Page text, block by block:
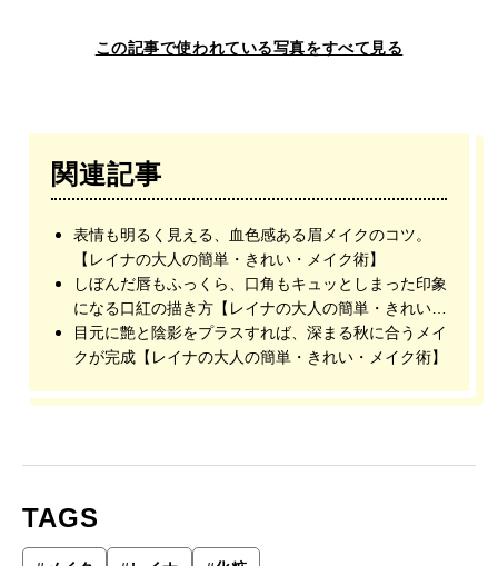
この記事で使われている写真をすべて見る
関連記事
表情も明るく見える、血色感ある眉メイクのコツ。
【レイナの大人の簡単・きれい・メイク術】
しぼんだ唇もふっくら、口角もキュッとしまった印象
になる口紅の描き方【レイナの大人の簡単・きれい・
メイク術】
目元に艶と陰影をプラスすれば、深まる秋に合うメイ
クが完成【レイナの大人の簡単・きれい・メイク術】
TAGS